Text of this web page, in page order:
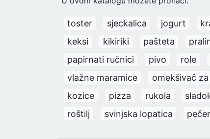
toster sjeckalica jogurt
keksi
kikiriki pašteta
papirnati ručnici
pivo role
vlažne maramice
omekšivač
kozice
pizza rukola
roštilj
svinjska lopatica